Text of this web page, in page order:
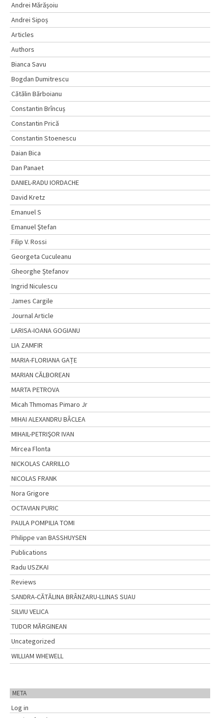
Andrei Mărășoiu
Andrei Sipoș
Articles
Authors
Bianca Savu
Bogdan Dumitrescu
Cătălin Bărboianu
Constantin Brîncuș
Constantin Prică
Constantin Stoenescu
Daian Bica
Dan Panaet
DANIEL-RADU IORDACHE
David Kretz
Emanuel S
Emanuel Ştefan
Filip V. Rossi
Georgeta Cuculeanu
Gheorghe Ștefanov
Ingrid Niculescu
James Cargile
Journal Article
LARISA-IOANA GOGIANU
LIA ZAMFIR
MARIA-FLORIANA GAȚE
MARIAN CĂLBOREAN
MARTA PETROVA
Micah Thmomas Pimaro Jr
MIHAI ALEXANDRU BÂCLEA
MIHAIL-PETRIŞOR IVAN
Mircea Flonta
NICKOLAS CARRILLO
NICOLAS FRANK
Nora Grigore
OCTAVIAN PURIC
PAULA POMPILIA TOMI
Philippe van BASSHUYSEN
Publications
Radu USZKAI
Reviews
SANDRA-CĂTĂLINA BRÂNZARU-LLINAS SUAU
SILVIU VELICA
TUDOR MĂRGINEAN
Uncategorized
WILLIAM WHEWELL
META
Log in